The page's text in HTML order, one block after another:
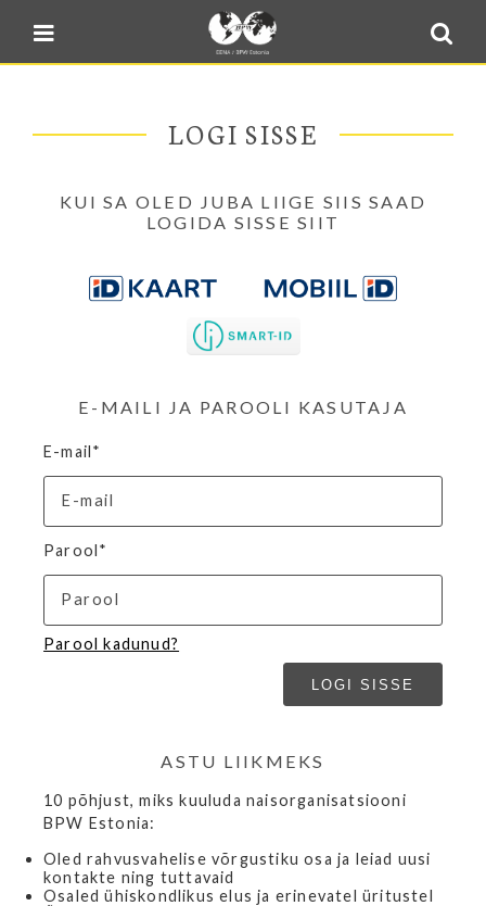
Sulge menüü
Blogi
E-pood
Minu BPW
In English
LOGI SISSE
KUI SA OLED JUBA LIIGE SIIS SAAD
LOGIDA SISSE SIIT
E-MAILI JA PAROOLI KASUTAJA
E-mail*
Parool*
Parool kadunud?
ASTU LIIKMEKS
10 põhjust, miks kuuluda naisorganisatsiooni
BPW Estonia:
Oled rahvusvahelise võrgustiku osa ja leiad uusi
kontakte ning tuttavaid
Osaled ühiskondlikus elus ja erinevatel üritustel